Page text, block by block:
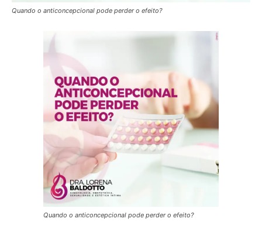
Quando o anticoncepcional pode perder o efeito?
Quando o anticoncepcional pode perder o efeito?